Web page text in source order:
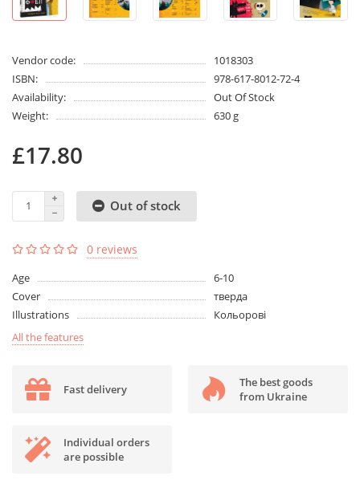
Vendor code:
1018303
ISBN:
978-617-8012-72-4
Availability:
Out Of Stock
Weight:
630 g
£17.80
Out of stock
0 reviews
Age
6-10
Cover
тверда
Illustrations
Кольорові
All the features
Fast delivery
The best goods
from Ukraine
Individual orders
are possible